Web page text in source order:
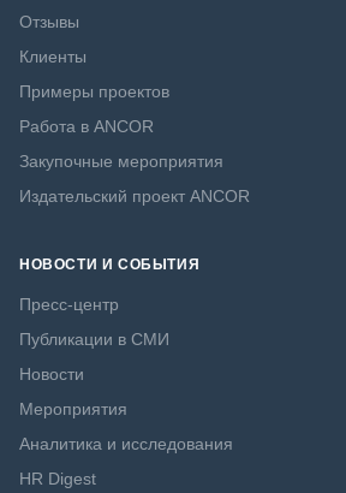
Отзывы
Клиенты
Примеры проектов
Работа в ANCOR
Закупочные мероприятия
Издательский проект ANCOR
НОВОСТИ И СОБЫТИЯ
Пресс-центр
Публикации в СМИ
Новости
Мероприятия
Аналитика и исследования
HR Digest